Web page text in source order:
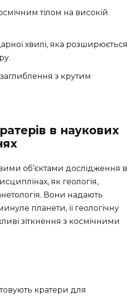
тілом на високій
хвилі, яка розширюється
з крутим
в наукових
об’єктами дослідження в
як геологія,
Вони надають
планети, її геологічну
зіткнення з космічними
кратери для